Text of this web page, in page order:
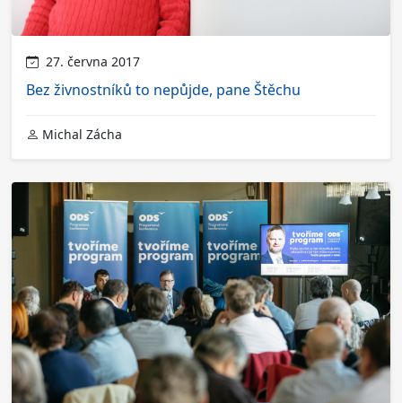
27. června 2017
Bez živnostníků to nepůjde, pane Štěchu
Michal Zácha